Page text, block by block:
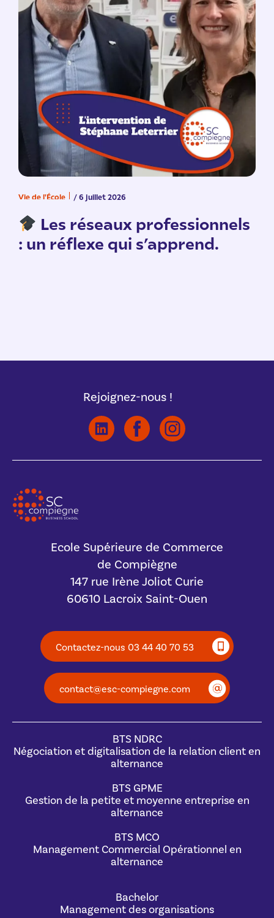
Vie de l'École / 6 juillet 2026
Les réseaux professionnels
: un réflexe qui s’apprend.
Rejoignez-nous !
Ecole Supérieure de Commerce
de Compiègne
147 rue Irène Joliot Curie
60610 Lacroix Saint-Ouen
Contactez-nous 03 44 40 70 53
contact@esc-compiegne.com
BTS NDRC
Négociation et digitalisation de la relation client en
alternance
BTS GPME
Gestion de la petite et moyenne entreprise en
alternance
BTS MCO
Management Commercial Opérationnel en
alternance
Bachelor
Management des organisations